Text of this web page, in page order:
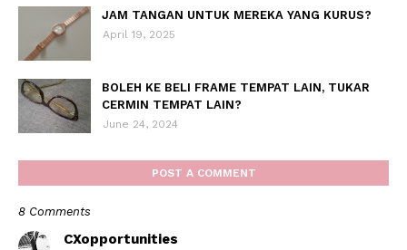
JAM TANGAN UNTUK MEREKA YANG KURUS?
April 19, 2025
BOLEH KE BELI FRAME TEMPAT LAIN, TUKAR
CERMIN TEMPAT LAIN?
June 24, 2024
POST A COMMENT
8 Comments
CXopportunities